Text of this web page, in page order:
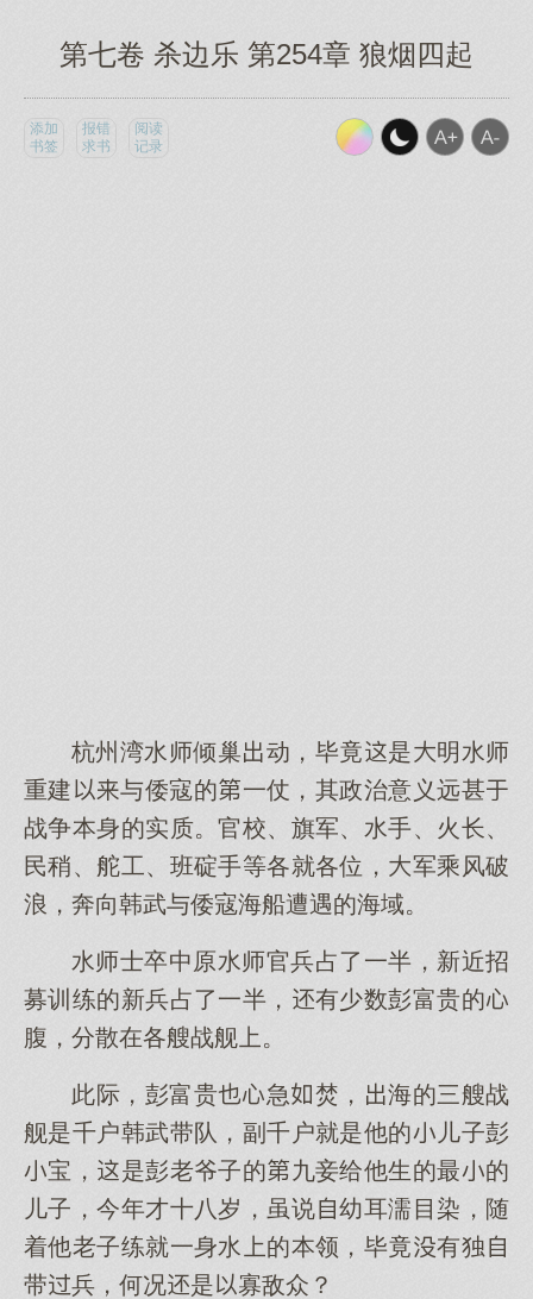
第七卷 杀边乐 第254章 狼烟四起
添加
书签
报错
求书
阅读
记录
杭州湾水师倾巢动，毕竟是明水师
重建与倭寇的一仗，其政治意义远甚
战争本身的实质。官校、旗军、水手、火长、
民稍、舵工、班碇手等各就各位，军乘风破
浪，奔向韩武与倭寇海船遭遇的海域。
水师士卒中原水师官兵占了一半，新近招
募训练的新兵占了一半，有少数彭富贵的
腹，分散在各艘战舰。
此际，彭富贵急焚，海的三艘战
舰是千户韩武带队，副千户就是他的儿子彭
宝，是彭老爷子的九妾给他生的最的
儿子，今年才十八岁，虽说幼耳濡目染，随
着他老子练就一身水的本领，毕竟有独
带兵，何况是寡敌众？